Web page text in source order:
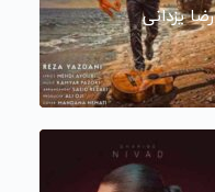
رضا یزدانی